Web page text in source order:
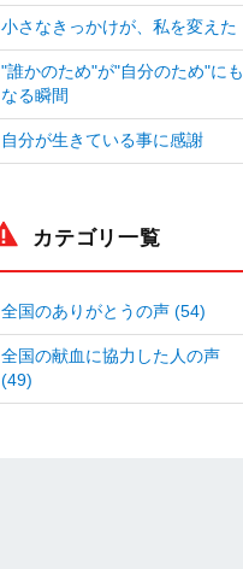
小さなきっかけが、私を変えた
"誰かのため"が"自分のため"にも
なる瞬間
自分が生きている事に感謝
カテゴリ一覧
全国のありがとうの声 (54)
全国の献血に協力した人の声
(49)